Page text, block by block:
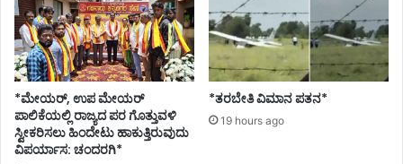
*ಮೇಯರ್, ಉಪ ಮೇಯರ್
ಪಾಲಿಕೆಯಲ್ಲಿ ರಾಜ್ಯದ ಪರ ಗೊತ್ತುವಳಿ
ಸ್ವೀಕರಿಸಲು ಹಿಂದೇಟು ಹಾಕುತ್ತಿರುವುದು
ವಿಪರ್ಯಾಸ: ಚಂದರಗಿ*
*ತರಬೇತಿ ವಿಮಾನ ಪತನ*
19 hours ago